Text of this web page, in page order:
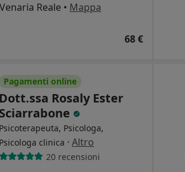
Reale • Mappa
68 €
Pagamenti online
Dott.ssa Rosaly Ester
Sciarrabone
Psicoterapeuta, Psicologa,
Psicologa clinica · Altro
20 recensioni